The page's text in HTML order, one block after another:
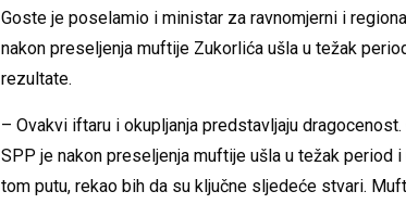
Goste je poselamio i ministar za ravnomjerni i
nakon preseljenja muftije Zukorlića ušla u težak
rezultate.
– Ovakvi iftaru i okupljanja predstavljaju
SPP je nakon preseljenja muftije ušla u težak
tom putu, rekao bih da su ključne sljedeće stvari.